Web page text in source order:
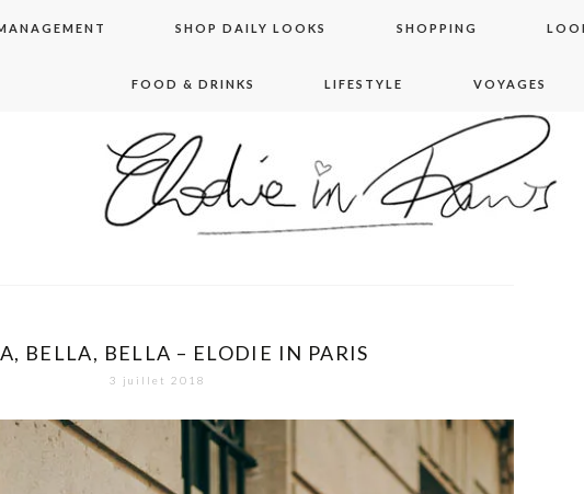
SHOP DAILY LOOKS SHOPPING
FOOD & DRINKS LIFESTYLE VOYAGES
in paris
BELLA, BELLA – ELODIE IN PARIS
3 juillet 2018